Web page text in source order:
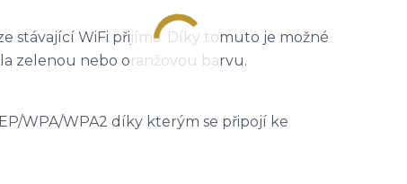
stávající WiFi přijímá. Díky tomuto je možné
zelenou nebo oranžovou barvu.
WPA/WPA2 díky kterým se připojí ke